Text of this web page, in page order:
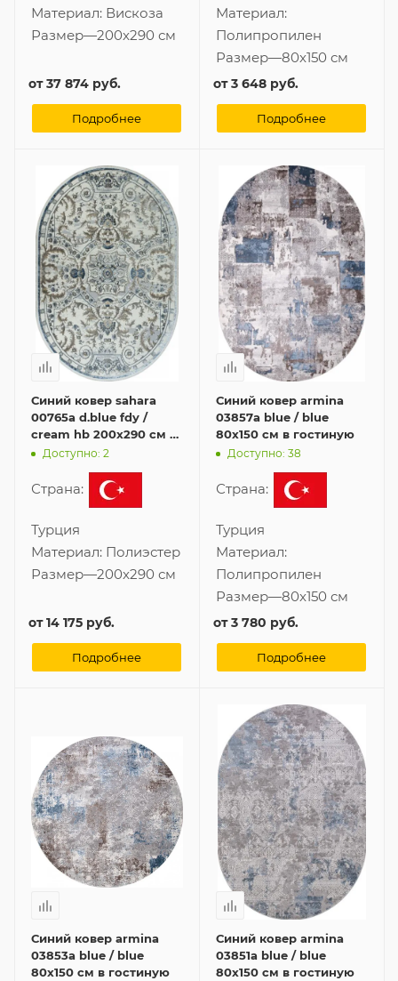
Материал: Вискоза
Размер—200x290 см
от37 874 руб.
Подробнее
Материал:
Полипропилен
Размер—80x150 см
от3 648 руб.
Подробнее
Синий ковер sahara
00765a d.blue fdy /
cream hb 200x290 см в
гостиную
Доступно: 2
Страна:
Турция
Материал: Полиэстер
Размер—200x290 см
от14 175 руб.
Подробнее
Синий ковер armina
03857a blue / blue
80x150 см в гостиную
Доступно: 38
Страна:
Турция
Материал:
Полипропилен
Размер—80x150 см
от3 780 руб.
Подробнее
Синий ковер armina
03853a blue / blue
80x150 см в гостиную
Синий ковер armina
03851a blue / blue
80x150 см в гостиную